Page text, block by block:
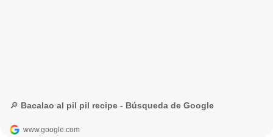
🔎 Bacalao al pil pil recipe - Búsqueda de Google
www.google.com